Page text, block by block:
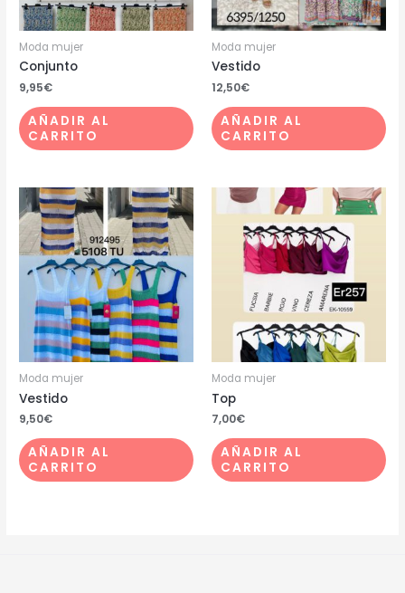
Moda mujer
Conjunto
9,95€
AÑADIR AL
CARRITO
Moda mujer
Vestido
12,50€
AÑADIR AL
CARRITO
Moda mujer
Vestido
9,50€
AÑADIR AL
CARRITO
Moda mujer
Top
7,00€
AÑADIR AL
CARRITO